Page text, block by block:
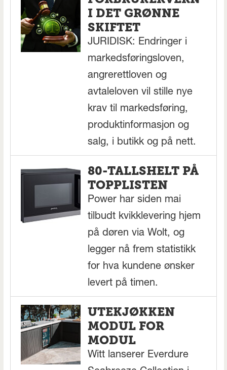
I DET GRØNNE
SKIFTET
JURIDISK: Endringer i
markedsføringsloven,
angrerettloven og
avtaleloven vil stille nye
krav til markedsføring,
produktinformasjon og
salg, i butikk og på nett.
80-TALLSHELT PÅ
TOPPLISTEN
Power har siden mai
tilbudt kvikklevering hjem
på døren via Wolt, og
legger nå frem statistikk
for hva kundene ønsker
levert på timen.
UTEKJØKKEN
MODUL FOR
MODUL
Witt lanserer Everdure